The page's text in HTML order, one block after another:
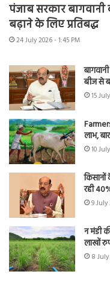
पंजाब सरकार
बढ़ाने के लिए प्रतिबद्ध
24 July 2026 - 1:45 PM
बीज से
15
लाभ,
10
रही
9 July
न मंडी
लाखों
8